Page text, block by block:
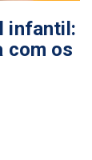
infantil:
com os